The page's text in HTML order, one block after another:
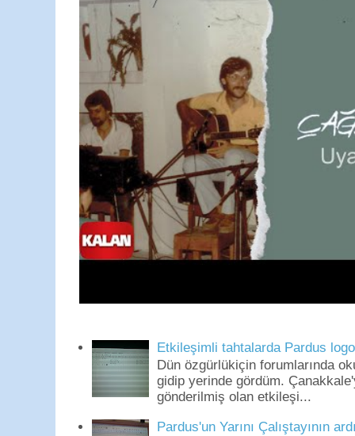
Etkileşimli tahtalarda Pardus
Dün özgürlükiçin forumlarında
gidip yerinde gördüm.
gönderilmiş olan etkileşi...
Pardus'un Yarını Çalıştayının